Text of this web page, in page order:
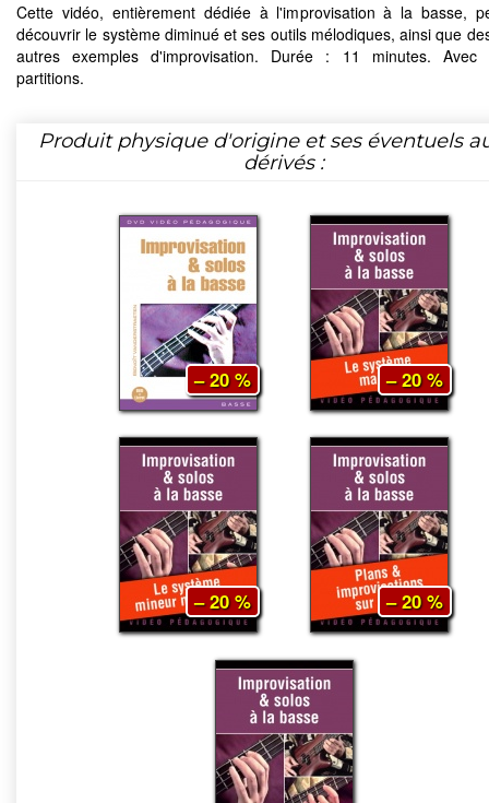
Cette vidéo, entièrement dédiée à l'improvisation à la basse,
découvrir le système diminué et ses outils mélodiques, ainsi que
autres exemples d'improvisation. Durée : 11 minutes. Avec
partitions.
Produit physique d'origine et ses éventuels
dérivés :
– 20 % – 20 %
– 20 % – 20 %